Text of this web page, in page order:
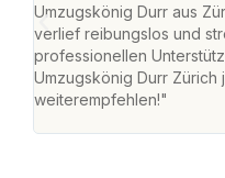
Umzugskönig Durr aus
verlief reibungslos und
professionellen
Umzugskönig Durr
weiterempfehlen!"